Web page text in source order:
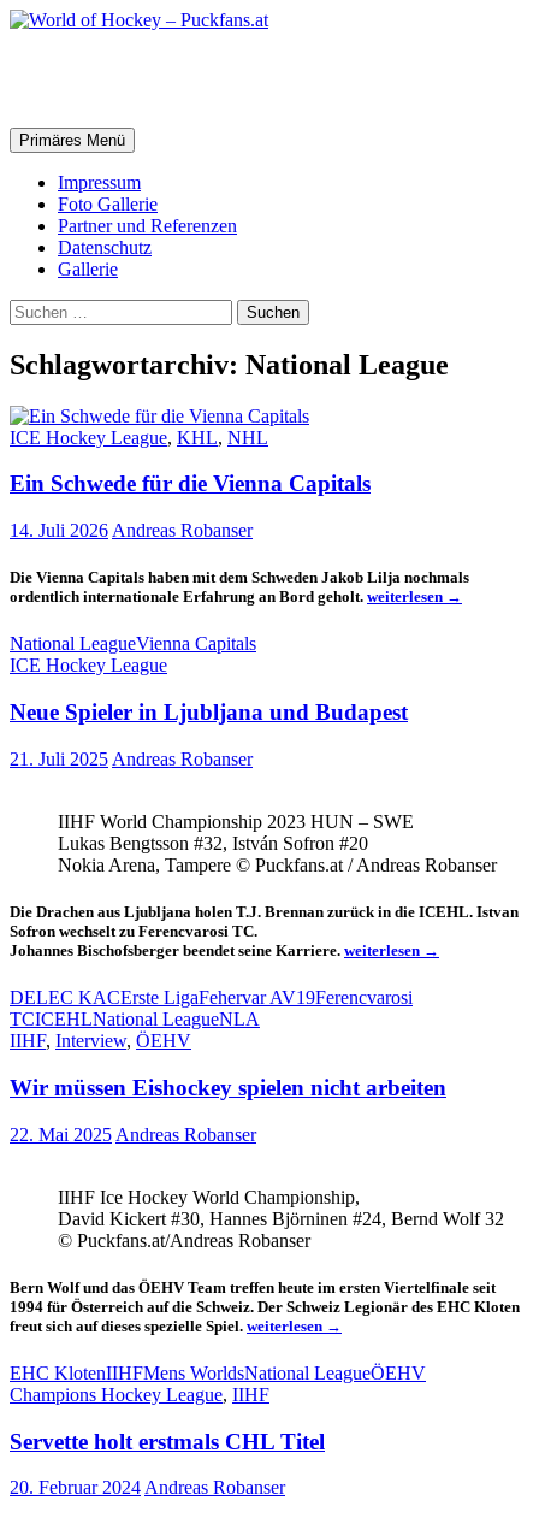
Zum
Suchen
Primäres Menü
Impressum
Foto Gallerie
Partner und Referenzen
Datenschutz
Gallerie
Suchen
nach:
Schlagwortarchiv: National League
ICE Hockey League, KHL, NHL
Ein Schwede für die Vienna Capitals
14. Juli 2026 Andreas Robanser
Die Vienna Capitals haben mit dem Schweden Jakob Lilja nochmals
ordentlich internationale Erfahrung an Bord geholt. Ein
weiterlesen →
National LeagueVienna Capitals
ICE Hockey League
Neue Spieler in Ljubljana und Budapest
21. Juli 2025 Andreas Robanser
IIHF World Championship 2023 HUN – SWE
Lukas Bengtsson #32, István Sofron #20
Nokia Arena, Tampere © Puckfans.at / Andreas Robanser
Die Drachen aus Ljubljana holen T.J. Brennan zurück in die ICEHL. Istvan
Sofron wechselt zu Ferencvarosi TC.
Johannes Bischofsberger beendet seine Karriere. Neue
Ljubljana
weiterlesen →
DELEC KACErste LigaFehervar AV19Ferencvarosi
TCICEHLNational LeagueNLA
IIHF, Interview, ÖEHV
Wir müssen Eishockey spielen nicht arbeiten
22. Mai 2025 Andreas Robanser
IIHF Ice Hockey World Championship,
David Kickert #30, Hannes Björninen #24, Bernd Wolf 32
© Puckfans.at/Andreas Robanser
Bern Wolf und das ÖEHV Team treffen heute im ersten Viertelfinale seit
1994 für Österreich auf die Schweiz. Der Schweiz Legionär des EHC Kloten
freut sich auf dieses spezielle Spiel. Wir
Eishockey
spielen
nicht
weiterlesen →
EHC KlotenIIHFMens WorldsNational LeagueÖEHV
Champions Hockey League, IIHF
Servette holt erstmals CHL Titel
20. Februar 2024Andreas Robanser